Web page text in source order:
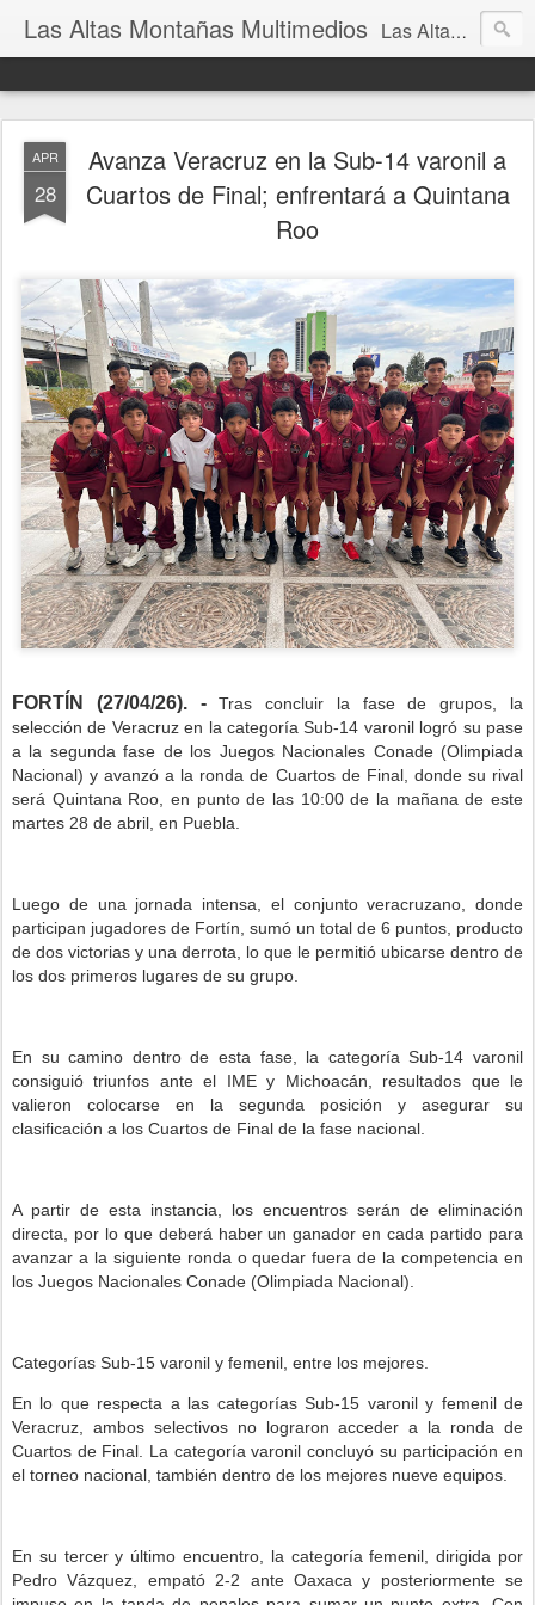
Las Altas Montañas Multimedios Las Altas Montañas Multimedios
APR
28
Avanza Veracruz en la Sub-14 varonil a
Cuartos de Final; enfrentará a Quintana
Roo
FORTÍN (27/04/26). -Tras concluir la fase de grupos, la
selección de Veracruz en la categoría Sub-14 varonil logró su pase
a la segunda fase de los Juegos Nacionales Conade (Olimpiada
Nacional) y avanzó a la ronda de Cuartos de Final, donde su rival
será Quintana Roo, en punto de las 10:00 de la mañana de este
martes 28 de abril, en Puebla.
Luego de una jornada intensa, el conjunto veracruzano, donde
participan jugadores de Fortín, sumó un total de 6 puntos, producto
de dos victorias y una derrota, lo que le permitió ubicarse dentro de
los dos primeros lugares de su grupo.
En su camino dentro de esta fase, la categoría Sub-14 varonil
consiguió triunfos ante el IME y Michoacán, resultados que le
valieron colocarse en la segunda posición y asegurar su
clasificación a los Cuartos de Final de la fase nacional.
A partir de esta instancia, los encuentros serán de eliminación
directa, por lo que deberá haber un ganador en cada partido para
avanzar a la siguiente ronda o quedar fuera de la competencia en
los Juegos Nacionales Conade (Olimpiada Nacional).
Categorías Sub-15 varonil y femenil, entre los mejores.
En lo que respecta a las categorías Sub-15 varonil y femenil de
Veracruz, ambos selectivos no lograron acceder a la ronda de
Cuartos de Final. La categoría varonil concluyó su participación en
el torneo nacional, también dentro de los mejores nueve equipos.
En su tercer y último encuentro, la categoría femenil, dirigida por
Pedro Vázquez, empató 2-2 ante Oaxaca y posteriormente se